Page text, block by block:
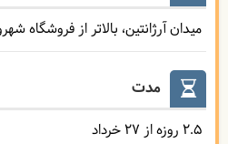
میدان آرژانتین، بالاتر از فروشگاه
مدت
2.5 روزه از 27 خرداد